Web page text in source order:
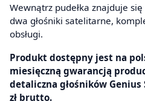
Wewnątrz pudełka znajduje
dwa głośniki satelitarne,
obsługi.
Produkt dostępny jest na
miesięczną gwarancją
detaliczna głośników Genius
zł brutto.